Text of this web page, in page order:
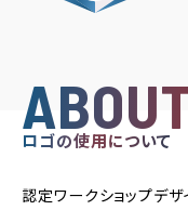
ロゴの使用について
認定ワークショップデ